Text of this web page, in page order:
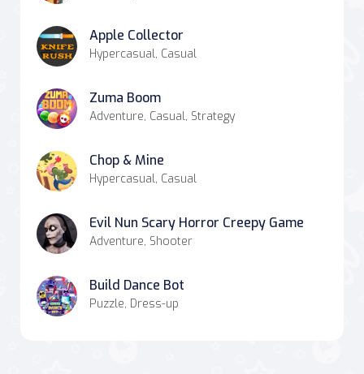
Apple Collector
Hypercasual, Casual
Zuma Boom
Adventure, Casual, Strategy
Chop & Mine
Hypercasual, Casual
Evil Nun Scary Horror Creepy Game
Adventure, Shooter
Build Dance Bot
Puzzle, Dress-up